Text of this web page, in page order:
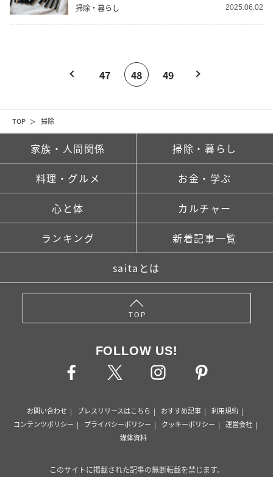
TOP 掃除
掃除・暮らし 2025.06.02
47 48 49
家族・人間関係 掃除・暮らし
料理・グルメ お金・学ぶ
心と体 カルチャー
ランキング 新着記事一覧
saitaとは
TOP
FOLLOW US!
お問い合わせ プレスリリースはこちら おすすめ記事
利用規約
コンテンツポリシー
プライバシーポリシー クッキーポリシー
運営会社
媒体資料
このサイトに掲載された記事の無断転載を禁じます。